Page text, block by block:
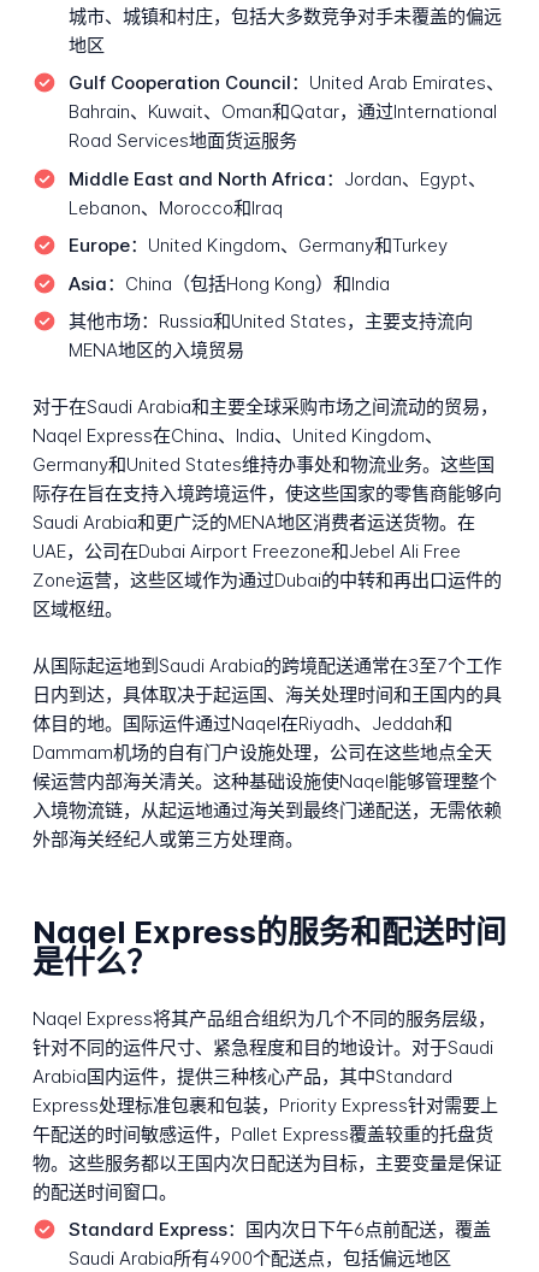
城市、城镇和村庄，包括大多数竞争对手未覆盖的偏远
地区
Gulf Cooperation Council： United Arab Emirates、
Bahrain、Kuwait、Oman和Qatar，通过International
Road Services地面货运服务
Middle East and North Africa： Jordan、Egypt、
Lebanon、Morocco和Iraq
Europe： United Kingdom、Germany和Turkey
Asia： China（包括Hong Kong）和India
其他市场： Russia和United States，主要支持流向
MENA地区的入境贸易
对于在Saudi Arabia和主要全球采购市场之间流动的贸易，
Naqel Express在China、India、United Kingdom、
Germany和United States维持办事处和物流业务。这些国
际存在旨在支持入境跨境运件，使这些国家的零售商能够向
Saudi Arabia和更广泛的MENA地区消费者运送货物。在
UAE，公司在Dubai Airport Freezone和Jebel Ali Free
Zone运营，这些区域作为通过Dubai的中转和再出口运件的
区域枢纽。
从国际起运地到Saudi Arabia的跨境配送通常在3至7个工作
日内到达，具体取决于起运国、海关处理时间和王国内的具
体目的地。国际运件通过Naqel在Riyadh、Jeddah和
Dammam机场的自有门户设施处理，公司在这些地点全天
候运营内部海关清关。这种基础设施使Naqel能够管理整个
入境物流链，从起运地通过海关到最终门递配送，无需依赖
外部海关经纪人或第三方处理商。
Naqel Express的服务和配送时间
是什么？
Naqel Express将其产品组合组织为几个不同的服务层级，
针对不同的运件尺寸、紧急程度和目的地设计。对于Saudi
Arabia国内运件，提供三种核心产品，其中Standard
Express处理标准包裹和包装，Priority Express针对需要上
午配送的时间敏感运件，Pallet Express覆盖较重的托盘货
物。这些服务都以王国内次日配送为目标，主要变量是保证
的配送时间窗口。
Standard Express：
国内次日下午6点前配送，覆盖
Saudi Arabia所有4900个配送点，包括偏远地区